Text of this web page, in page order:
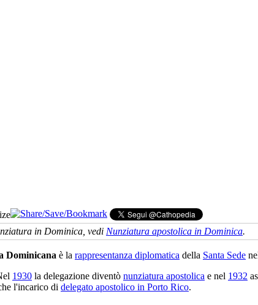
in Dominica, vedi Nunziatura apostolica in Dominica.
Dominicana è la rappresentanza diplomatica della Santa Sede
1930 la delegazione diventò nunziatura apostolica e nel 1932
l'incarico di delegato apostolico in Porto Rico.